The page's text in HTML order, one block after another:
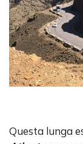
Questa lunga